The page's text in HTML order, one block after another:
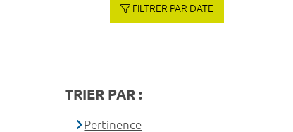
FILTRER PAR DATE
TRIER PAR :
Pertinence